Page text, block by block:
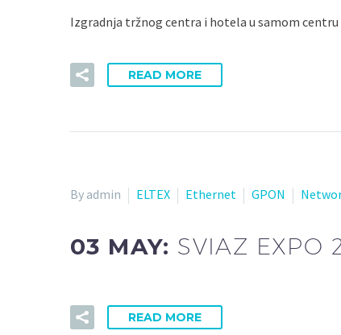
Izgradnja tržnog centra i hotela u samom
READ MORE
By admin ELTEX Ethernet GPON
03 MAY: SVIAZ EXPO
READ MORE